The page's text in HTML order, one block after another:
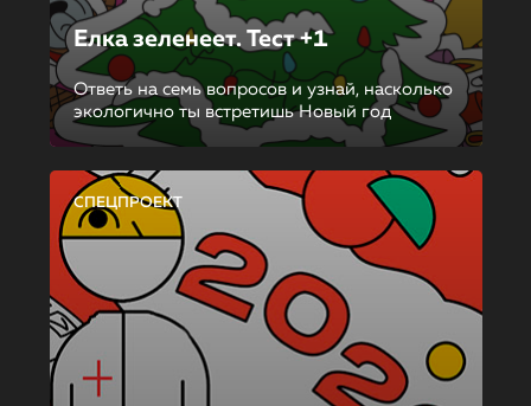
Елка зеленеет. Тест +1
Ответь на семь вопросов и узнай, насколько
экологично ты встретишь Новый год
СПЕЦПРОЕКТ